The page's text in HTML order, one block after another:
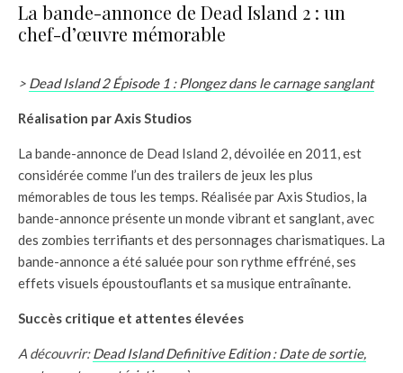
La bande-annonce de Dead Island 2 : un
chef-d’œuvre mémorable
> Dead Island 2 Épisode 1 : Plongez dans le carnage sanglant
Réalisation par Axis Studios
La bande-annonce de Dead Island 2, dévoilée en 2011, est
considérée comme l’un des trailers de jeux les plus
mémorables de tous les temps. Réalisée par Axis Studios, la
bande-annonce présente un monde vibrant et sanglant, avec
des zombies terrifiants et des personnages charismatiques. La
bande-annonce a été saluée pour son rythme effréné, ses
effets visuels époustouflants et sa musique entraînante.
Succès critique et attentes élevées
A découvrir:Dead Island Definitive Edition : Date de sortie,